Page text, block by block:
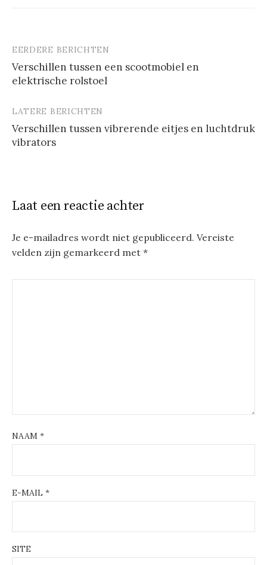
Berichtnavigatie
EERDERE BERICHTEN
Verschillen tussen een scootmobiel en
elektrische rolstoel
LATERE BERICHTEN
Verschillen tussen vibrerende eitjes en luchtdruk
vibrators
Laat een reactie achter
Je e-mailadres wordt niet gepubliceerd. Vereiste
velden zijn gemarkeerd met *
NAAM *
E-MAIL *
SITE